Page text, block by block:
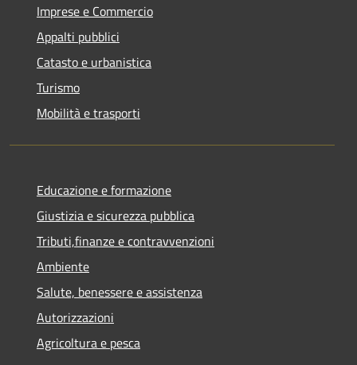
Imprese e Commercio
Appalti pubblici
Catasto e urbanistica
Turismo
Mobilità e trasporti
Educazione e formazione
Giustizia e sicurezza pubblica
Tributi,finanze e contravvenzioni
Ambiente
Salute, benessere e assistenza
Autorizzazioni
Agricoltura e pesca